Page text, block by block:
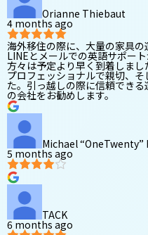
Orianne Thiebaut
4 months ago
海外移住の際に、大量の家具の
LINEとメールでの英語サポー
方々は予定より早く到着しま
プロフェッショナルで親切、
た。引っ越しの際に信頼でき
の会社をお勧めします。
Michael
5 months ago
TACK
6 months ago